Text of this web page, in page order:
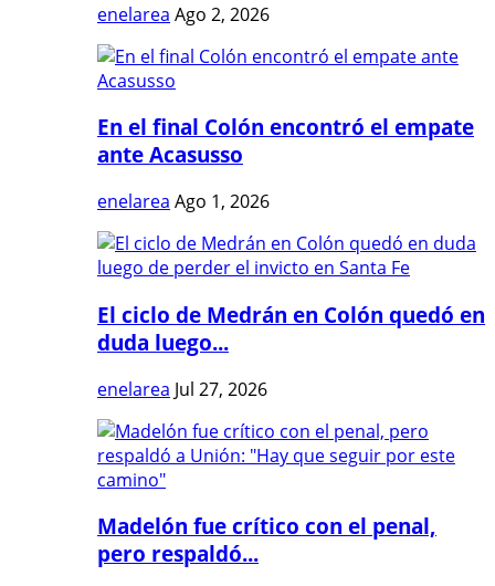
enelarea Ago 2, 2026
En el final Colón encontró el empate
ante Acasusso
enelarea Ago 1, 2026
El ciclo de Medrán en Colón quedó en
duda luego...
enelarea Jul 27, 2026
Madelón fue crítico con el penal,
pero respaldó...